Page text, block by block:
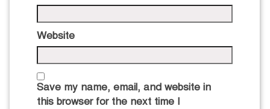
Website
Save my name, email, and website in
this browser for the next time I